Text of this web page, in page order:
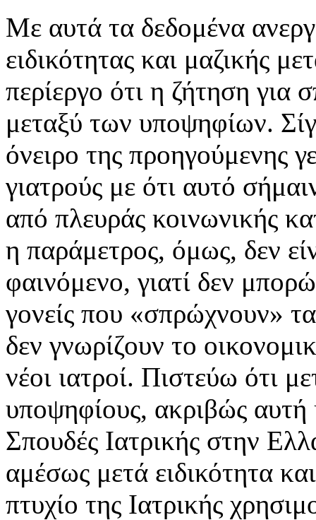
Με αυτά τα δεδομένα
ειδικότητας και μαζικής
περίεργο ότι η ζήτηση για
μεταξύ των υποψηφίων.
όνειρο της προηγούμενης
γιατρούς με ότι αυτό
από πλευράς κοινωνικής
η παράμετρος, όμως, δεν
φαινόμενο, γιατί δεν
γονείς που «σπρώχνουν»
δεν γνωρίζουν το
νέοι ιατροί. Πιστεύω ότι
υποψηφίους, ακριβώς αυτή
Σπουδές Ιατρικής στην
αμέσως μετά ειδικότητα
πτυχίο της Ιατρικής